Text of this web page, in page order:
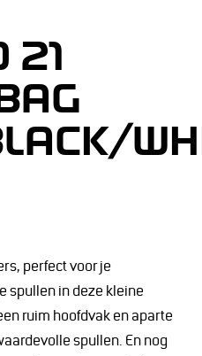
21
perfect voor je
spullen in deze kleine
ruim hoofdvak en aparte
spullen. En nog